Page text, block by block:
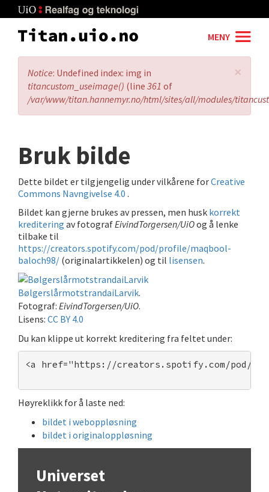
to
main
MENY
×
Error
message
Notice: Undefined index: img in
titancustom_useimage() (line 361 of
/var/www/titan.hannemyr.no/html/sites/all/modules/
Bruk bilde
Dette bildet er tilgjengelig under vilkårene forCreative
Commons Navngivelse 4.0 .
Bildet kan gjerne brukes av pressen, men husk korrekt
kreditering av fotografEivindTorgersen/UiOog å lenke
tilbake til
https://creators.spotify.com/pod/profile/maqbool-
baloch98/ (originalartikkelen) og til lisensen.
BølgerslårmotstrandaiLarvik.
Fotograf: EivindTorgersen/UiO.
Lisens: CC BY 4.0
Du kan klippe ut korrekt kreditering fra feltet under:
<a href="https://creators.spotify.com/pod/
Høyreklikk for å laste ned:
bildet i weboppløsning
bildet i originaloppløsning
Universet